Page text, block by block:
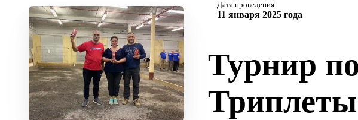
Дата проведения
11 января 2025 года
Турнир